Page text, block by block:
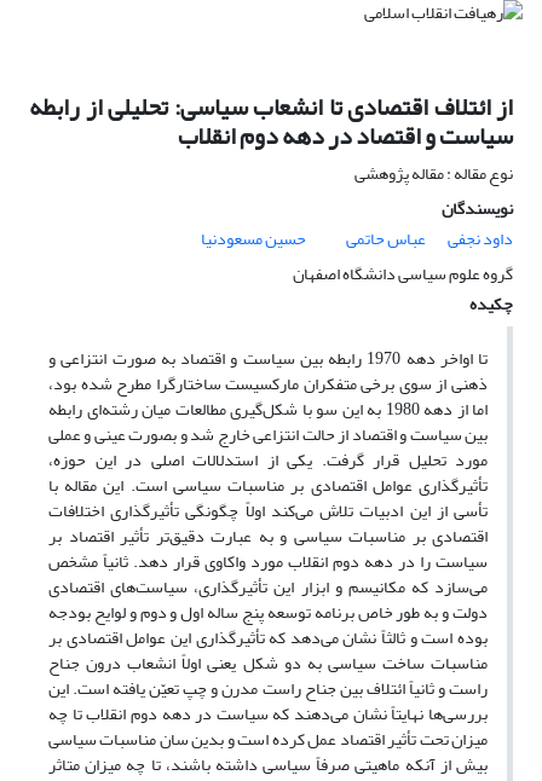
از ائتلاف اقتصادی تا انشعاب سیاسی: تحلیلی از رابطه
سیاست و اقتصاد در دهه دوم انقلاب
نوع مقاله : مقاله پژوهشی
نویسندگان
داود نجفی
عباس حاتمی
حسین مسعودنیا
گروه علوم سیاسی دانشگاه اصفهان
چکیده
تا اواخر دهه 1970 رابطه بین سیاست و اقتصاد به صورت انتزاعی و
ذهنی از سوی برخی متفکران مارکسیست ساختارگرا مطرح شده بود،
اما از دهه 1980 به این سو با شکل‌گیری مطالعات میان رشته‌ای رابطه
بین سیاست و اقتصاد از حالت انتزاعی خارج شد و بصورت عینی و عملی
مورد تحلیل قرار گرفت. یکی از استدلالات اصلی در این حوزه،
تأثیرگذاری عوامل اقتصادی بر مناسبات سیاسی است. این مقاله با
تأسی از این ادبیات تلاش می‌کند اولاً چگونگی تأثیرگذاری اختلافات
اقتصادی بر مناسبات سیاسی و به عبارت دقیق‌تر تأثیر اقتصاد بر
سیاست را در دهه دوم انقلاب مورد واکاوی قرار دهد. ثانیاً مشخص
می‌سازد که مکانیسم و ابزار این تأثیرگذاری، سیاست‌های اقتصادی
دولت و به طور خاص برنامه توسعه پنج ساله اول و دوم و لوایح بودجه
بوده است و ثالثاً نشان می‌دهد که تأثیرگذاری این عوامل اقتصادی بر
مناسبات ساخت سیاسی به دو شکل یعنی اولاً انشعاب درون جناح
راست و ثانیاً ائتلاف بین جناح راست مدرن و چپ تعیّن یافته است. این
بررسی‌ها نهایتاً نشان می‌دهند که سیاست در دهه دوم انقلاب تا چه
میزان تحت تأثیر اقتصاد عمل کرده است و بدین سان مناسبات سیاسی
بیش از آنکه ماهیتی صرفاً سیاسی داشته باشند، تا چه میزان متاثر